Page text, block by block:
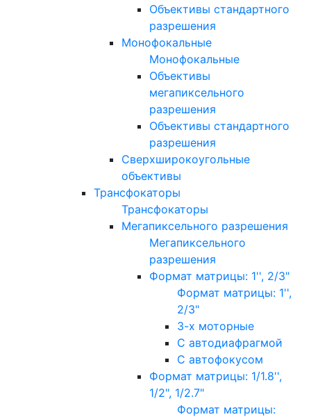
Объективы стандартного
разрешения
Монофокальные
Монофокальные
Объективы
мегапиксельного
разрешения
Объективы стандартного
разрешения
Сверхширокоугольные
объективы
Трансфокаторы
Трансфокаторы
Мегапиксельного разрешения
Мегапиксельного
разрешения
Формат матрицы: 1'', 2/3"
Формат матрицы: 1'',
2/3"
3-х моторные
С автодиафрагмой
С автофокусом
Формат матрицы: 1/1.8'',
1/2", 1/2.7"
Формат матрицы: